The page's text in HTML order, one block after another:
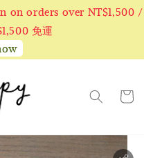
on orders over NT$1,500 /
免運